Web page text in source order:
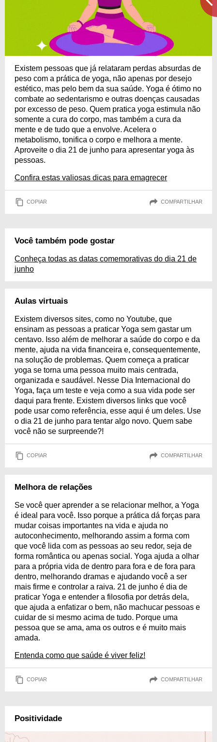
Existem pessoas que já relataram perdas absurdas de
peso com a prática de yoga, não apenas por desejo
estético, mas pelo bem da sua saúde. Yoga é ótimo no
combate ao sedentarismo e outras doenças causadas
por excesso de peso. Quem pratica yoga estimula não
somente a cura do corpo, mas também a cura da
mente e de tudo que a envolve. Acelera o
metabolismo, tonifica o corpo e melhora a mente.
Aproveite o dia 21 de junho para apresentar yoga às
pessoas.
Confira estas valiosas dicas para emagrecer
COPIAR COMPARTILHAR
Você também pode gostar
Conheça todas as datas comemorativas do dia 21 de
junho
Aulas virtuais
Existem diversos sites, como no Youtube, que
ensinam as pessoas a praticar Yoga sem gastar um
centavo. Isso além de melhorar a saúde do corpo e da
mente, ajuda na vida financeira e, consequentemente,
na solução de problemas. Quem começa a praticar
yoga se torna uma pessoa muito mais centrada,
organizada e saudável. Nesse Dia Internacional do
Yoga, faça um teste e veja como a sua vida pode ser
daqui para frente. Existem diversos links que você
pode usar como referência, esse aqui é um deles. Use
o dia 21 de junho para tentar algo novo. Quem sabe
você não se surpreende?!
COPIAR COMPARTILHAR
Melhora de relações
Se você quer aprender a se relacionar melhor, a Yoga
é ideal para você. Isso porque a prática dá forças para
mudar coisas importantes na vida e ajuda no
autoconhecimento, melhorando assim a forma com
que você lida com as pessoas ao seu redor, seja de
forma romântica ou apenas social. Yoga ajuda a olhar
para a própria vida de dentro para fora e de fora para
dentro, melhorando dramas e ajudando você a ser
mais firme e controlar a raiva. 21 de junho é dia de
praticar Yoga e entender a filosofia por detrás dela,
que ajuda a enfatizar o bem, não machucar pessoas e
cuidar de si mesmo acima de tudo. Porque uma
pessoa que se ama, ama os outros e é muito mais
amada.
Entenda como que saúde é viver feliz!
COPIAR COMPARTILHAR
Positividade